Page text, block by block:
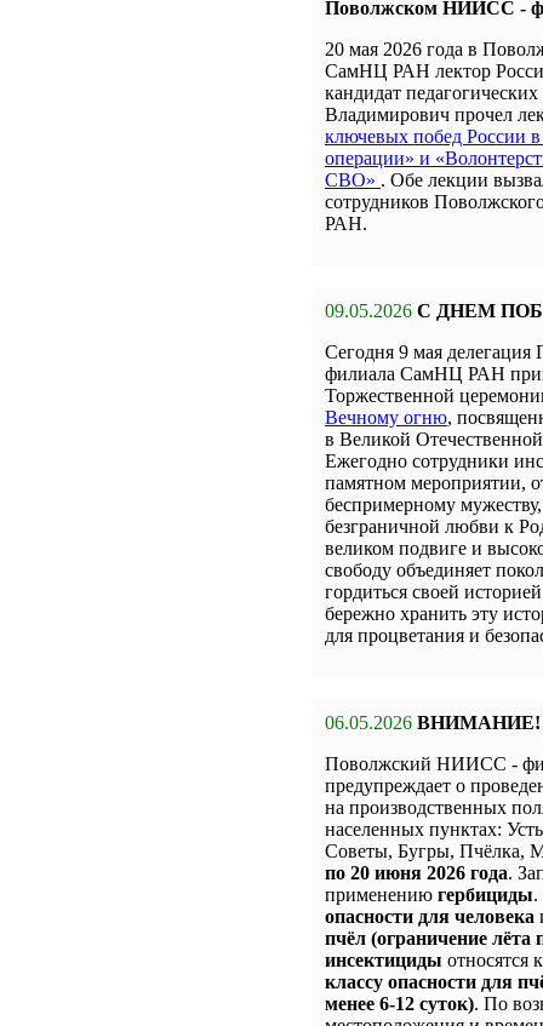
Поволжском НИИСС -
20 мая 2026 года в
СамНЦ РАН лектор
кандидат
Владимирович прочел
ключевых побед России
операции» и
СВО» . Обе лекции
сотрудников
РАН.
09.05.2026 С ДНЕМ
Сегодня 9 мая
филиала СамНЦ РАН
Торжественной
Вечному огню,
в Великой
Ежегодно сотрудники
памятном мероприятии,
беспримерному
безграничной любви к
великом подвиге и
свободу объединяет
гордиться своей
бережно хранить эту
для процветания и
06.05.2026 ВНИМАНИЕ!
Поволжский НИИСС -
предупреждает о
на производственных
населенных пунктах:
Советы, Бугры, Пчёлка,
по 20 июня 2026 года.
применению гербициды.
опасности для человека
пчёл (ограничение лёта
инсектициды относятся
классу опасности для
менее 6-12 суток). По